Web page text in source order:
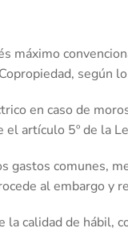
máximo
según
en caso de
el artículo 5º de la
gastos comunes,
al embargo y
calidad de hábil,